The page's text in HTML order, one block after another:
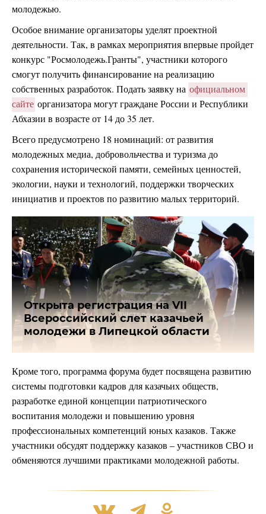
молодежью.
Особое внимание организаторы уделят проектной
деятельности. Так, в рамках мероприятия впервые пройдет
конкурс "Росмолодежь.Гранты", участники которого
смогут получить финансирование на реализацию
собственных разработок. Подать заявку на официальном
сайте организатора могут граждане России и Республики
Абхазии в возрасте от 14 до 35 лет.
Всего предусмотрено 18 номинаций: от развития
молодежных медиа, добровольчества и туризма до
сохранения исторической памяти, семейных ценностей,
экологии, науки и технологий, поддержки творческих
инициатив и проектов по развитию малых территорий.
Открыта регистрация на VII
Всероссийский слет казачьей
молодежи в Липецкой области
Кроме того, программа форума будет посвящена развитию
системы подготовки кадров для казачьих обществ,
разработке единой концепции патриотического
воспитания молодежи и повышению уровня
профессиональных компетенций юных казаков. Также
участники обсудят поддержку казаков – участников СВО и
обменяются лучшими практиками молодежной работы.